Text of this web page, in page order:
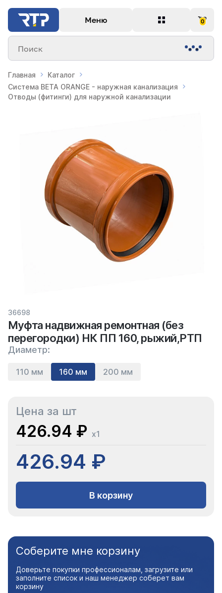
Меню 0
Поиск
Главная
Каталог
Система BETA ORANGE - наружная канализация
Отводы (фитинги) для наружной канализации
36698
Муфта надвижная ремонтная (без
перегородки) НК ПП 160, рыжий,РТП
Диаметр:
110 мм 160 мм 200 мм
Цена за шт
426.94 ₽ x1
426.94 ₽
В корзину
Соберите мне корзину
Доверьте покупки профессионалам, загрузите или
заполните список и наш менеджер соберет вам
корзину